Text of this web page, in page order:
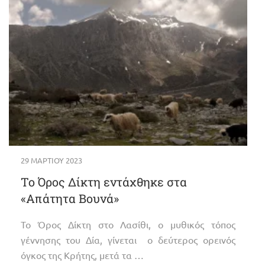
29 ΜΑΡΤΊΟΥ 2023
Το Όρος Δίκτη εντάχθηκε στα
«Απάτητα Βουνά»
Το Όρος Δίκτη στο Λασίθι, ο μυθικός τόπος
γέννησης του Δία, γίνεται ο δεύτερος ορεινός
όγκος της Κρήτης, μετά τα …